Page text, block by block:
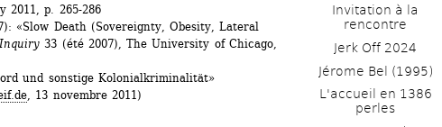
2011, p. 265-286
«Slow Death (Sovereignty, Obesity, Lateral
33 (été 2007), The University of Chicago,
und sonstige Kolonialkriminalität»
, 13 novembre 2011)
Invitation à la
rencontre
Jerk Off 2024
Jérome Bel (1995)
L'accueil en 1386
perles